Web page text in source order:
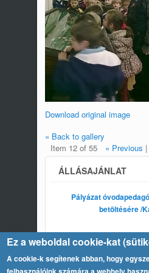
Download original image
« Back to gallery
Item 12 of 55
« Previous |
ÁLLÁSAJÁNLAT
Pályázat
betöltésére /
Ez a weboldal cookie-kat
A cookie-k segítenek abban, hogy